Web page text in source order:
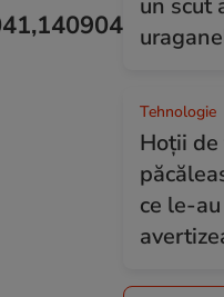
un scut
Tehnologie
Hoții de
ce le-